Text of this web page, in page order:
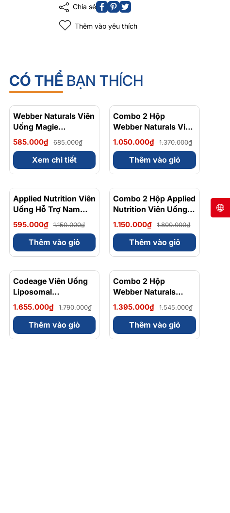
Chia sẻ
Thêm vào yêu thích
CÓ THỂBẠN THÍCH
- 15%
Webber Naturals Viên
Uống Magie
Magnesium
Bisglycinate 200mg -
Chính Ngạch Canada,
Xuất VAT
585.000₫ 685.000₫
Xem chi tiết
Combo 2 Hộp
Webber Naturals Viên
Uống Magie Dễ Dàng
Hấp Làm Dịu Nhẹ Cho
Hệ Tiêu Hóa
Magnesium
Hộp 120 Viên
1.050.000₫ 1.370.000₫
Thêm vào giỏ
- 48%
Applied Nutrition Viên
Uống Hỗ Trợ Nam
Giới 120 viên - Chính
Ngạch Anh Quốc, Bán
Chạy
595.000₫ 1.150.000₫
Thêm vào giỏ
- 36%
Combo 2 Hộp Applied
Nutrition Viên Uống
Hỗ Trợ Nam Giới 120
viên
1.150.000₫ 1.800.000₫
Thêm vào giỏ
- 8%
Codeage Viên Uống
Liposomal
Magnesium Magie
Glycinate Hữu Cơ
240 Viên - Chính
Ngạch Mỹ, Xuất VAT
1.655.000₫ 1.790.000₫
Thêm vào giỏ
Combo 2 Hộp
Webber Naturals
Omega 3 900mg
EPA/DHA Và
Magnesium
Bisglycinate 200mg
1.395.000₫ 1.545.000₫
Thêm vào giỏ